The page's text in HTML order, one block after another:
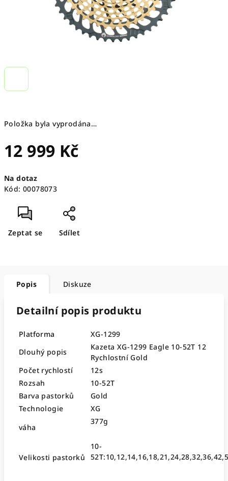
Položka byla vyprodána…
12 999 Kč
cena:
Na dotaz
Kód: 00078073
Zeptat se Sdílet
Popis Diskuze
Detailní popis produktu
Platforma
XG-1299
Dlouhý popis
Kazeta XG-1299 Eagle 10-52T 12
Rychlostní Gold
Počet rychlostí
12s
Rozsah
10-52T
Barva pastorků
Gold
Technologie
XG
váha
377g
Velikosti pastorků
10-